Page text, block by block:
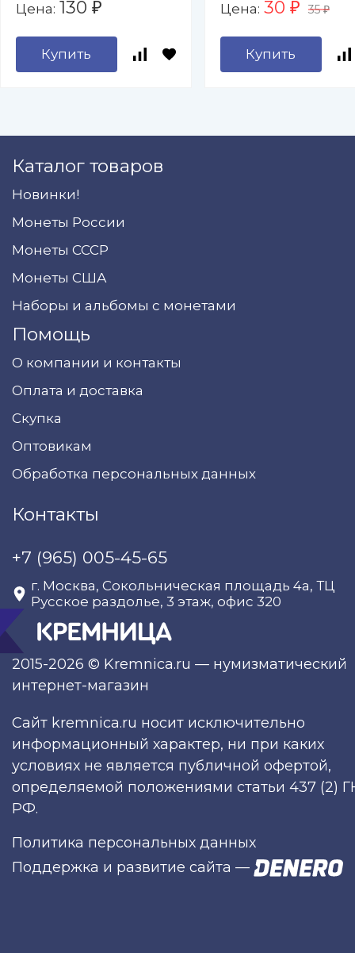
капсул (пустой)
Цена: 130 ₽
Купить
Цена: 30 ₽ 35₽
Купить
2015-2026 © Kremnica.ru — нумизматический
интернет-магазин
Каталог товаров
Новинки!
Монеты России
Монеты СССР
Монеты США
Наборы и альбомы с монетами
Помощь
О компании и контакты
Оплата и доставка
Скупка
Оптовикам
Обработка персональных данных
Контакты
+7 (965) 005-45-65
г. Москва, Сокольническая площадь 4а, ТЦ
Русское раздолье, 3 этаж, офис 320
Сайт kremnica.ru носит исключительно
информационный характер, ни при каких
условиях не является публичной офертой,
определяемой положениями статьи 437 (2)
РФ.
Политика персональных данных
Поддержка и развитие сайта —